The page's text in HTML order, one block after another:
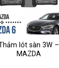
lót sàn 3W –
MAZDA